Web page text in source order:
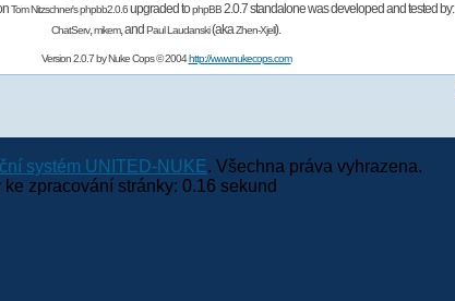
Tom Nitzschner'sphpbb2.0.6upgraded tophpBB2.0.7 standalone was developed and tested by:
ChatServ,mikem,and Paul Laudanski(akaZhen-Xjell).
Version 2.0.7 byNuke Cops© 2004http://www.nukecops.com
systém UNITED-NUKE. Všechna práva vyhrazena.
ke zpracování stránky: 0.16 sekund